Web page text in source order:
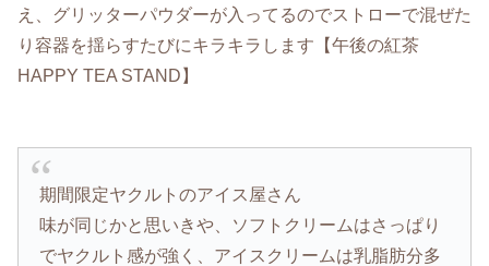
え、グリッターパウダーが入ってるのでストローで混ぜた
り容器を揺らすたびにキラキラします【午後の紅茶
HAPPY TEA STAND】
期間限定ヤクルトのアイス屋さん
味が同じかと思いきや、ソフトクリームはさっぱり
でヤクルト感が強く、アイスクリームは乳脂肪分多